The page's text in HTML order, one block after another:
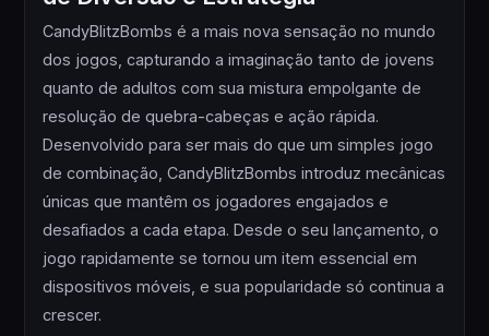
CandyBlitzBombs é a mais nova sensação no mundo
dos jogos, capturando a imaginação tanto de jovens
quanto de adultos com sua mistura empolgante de
resolução de quebra-cabeças e ação rápida.
Desenvolvido para ser mais do que um simples jogo
de combinação, CandyBlitzBombs introduz mecânicas
únicas que mantêm os jogadores engajados e
desafiados a cada etapa. Desde o seu lançamento, o
jogo rapidamente se tornou um item essencial em
dispositivos móveis, e sua popularidade só continua a
crescer.